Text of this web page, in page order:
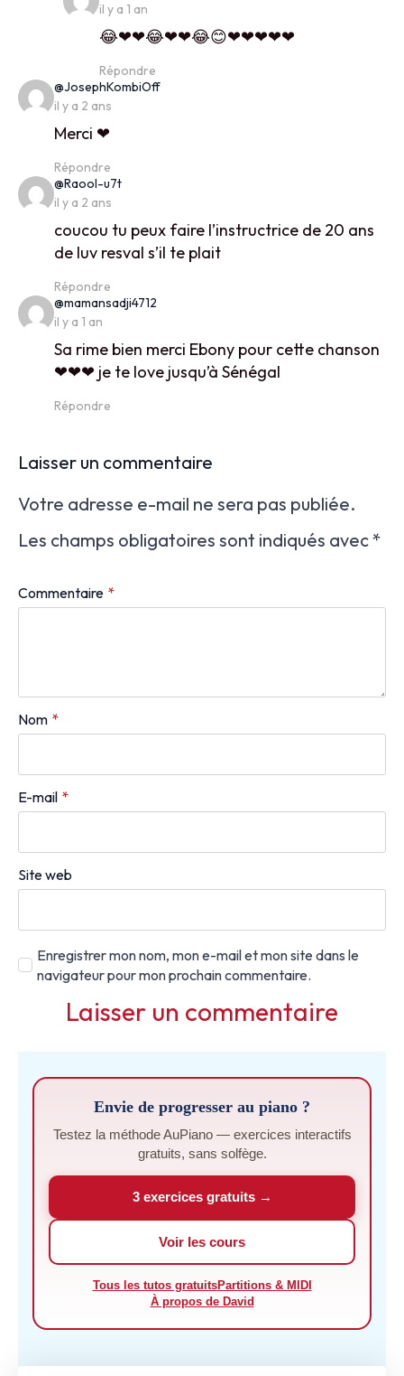
il y a 1 an
😂❤❤😂❤❤😂😊❤❤❤❤❤
Répondre
@JosephKombiOffsays:
il y a 2 ans
Merci ❤
Répondre
@Raool-u7tsays:
il y a 2 ans
coucou tu peux faire l’instructrice de 20 ans
de luv resval s’il te plait
Répondre
@mamansadji4712
il y a 1 an
Sa rime bien merci Ebony pour cette chanson
❤❤❤ je te love jusqu’à Sénégal
Répondre
Laisser un commentaire
Votre adresse e-mail ne sera pas publiée.
Les champs obligatoires sont indiqués avec*
Commentaire *
Nom *
E-mail *
Site web
Enregistrer mon nom, mon e-mail et mon site dans le
navigateur pour mon prochain commentaire.
Envie de progresser au piano ?
Testez la méthode AuPiano — exercices interactifs
gratuits, sans solfège.
3 exercices gratuits →
Voir les cours
Tous les tutos gratuitsPartitions & MIDI
À propos de David